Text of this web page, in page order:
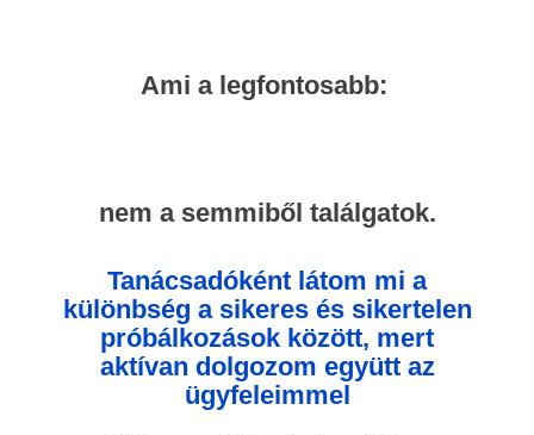
Ami a legfontosabb:
nem a semmiből találgatok.
Tanácsadóként látom mi a
különbség a sikeres és sikertelen
próbálkozások között, mert
aktívan dolgozom együtt az
ügyfeleimmel